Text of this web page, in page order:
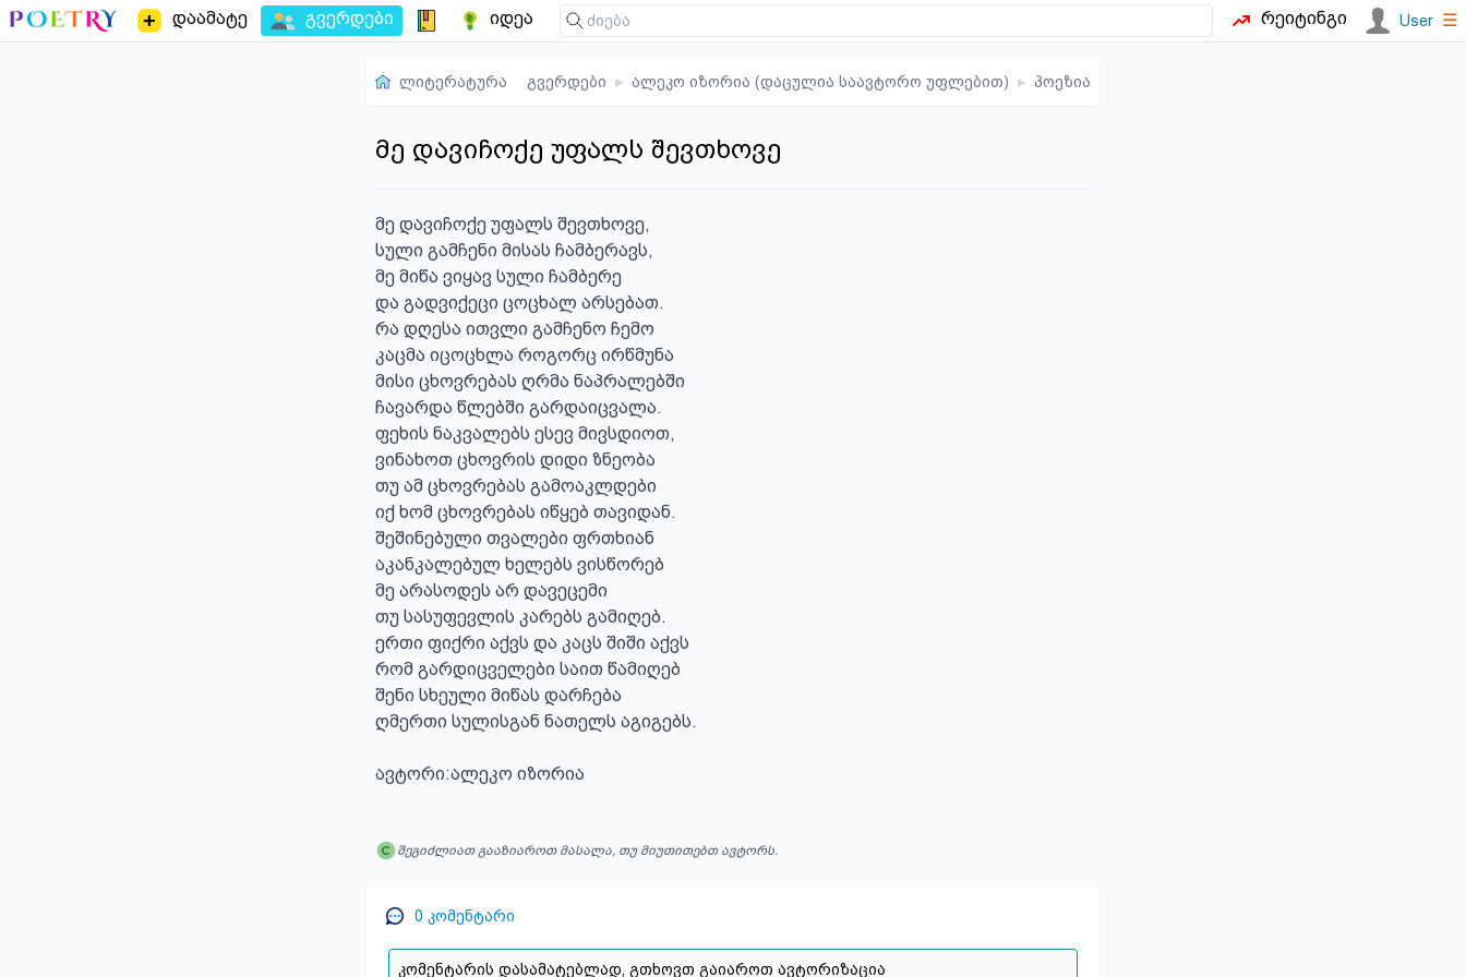
დაამატე გვერდები იდეა რეიტინგი User ☰
ლიტერატურა გვერდები ▸ ალეკო იზორია (დაცულია საავტორო უფლებით) ▸ პოეზია
მე დავიჩოქე უფალს შევთხოვე
მე დავიჩოქე უფალს შევთხოვე,
სული გამჩენი მისას ჩამბერავს,
მე მიწა ვიყავ სული ჩამბერე
და გადვიქეცი ცოცხალ არსებათ.
რა დღესა ითვლი გამჩენო ჩემო
კაცმა იცოცხლა როგორც ირწმუნა
მისი ცხოვრებას ღრმა ნაპრალებში
ჩავარდა წლებში გარდაიცვალა.
ფეხის ნაკვალებს ესევ მივსდიოთ,
ვინახოთ ცხოვრის დიდი ზნეობა
თუ ამ ცხოვრებას გამოაკლდები
იქ ხომ ცხოვრებას იწყებ თავიდან.
შეშინებული თვალები ფრთხიან
აკანკალებულ ხელებს ვისწორებ
მე არასოდეს არ დავეცემი
თუ სასუფევლის კარებს გამიღებ.
ერთი ფიქრი აქვს და კაცს შიში აქვს
რომ გარდიცველები საით წამიღებ
შენი სხეული მიწას დარჩება
ღმერთი სულისგან ნათელს აგიგებს.
ავტორი:ალეკო იზორია
შეგიძლიათ გააზიაროთ მასალა, თუ მიუთითებთ ავტორს.
0 კომენტარი